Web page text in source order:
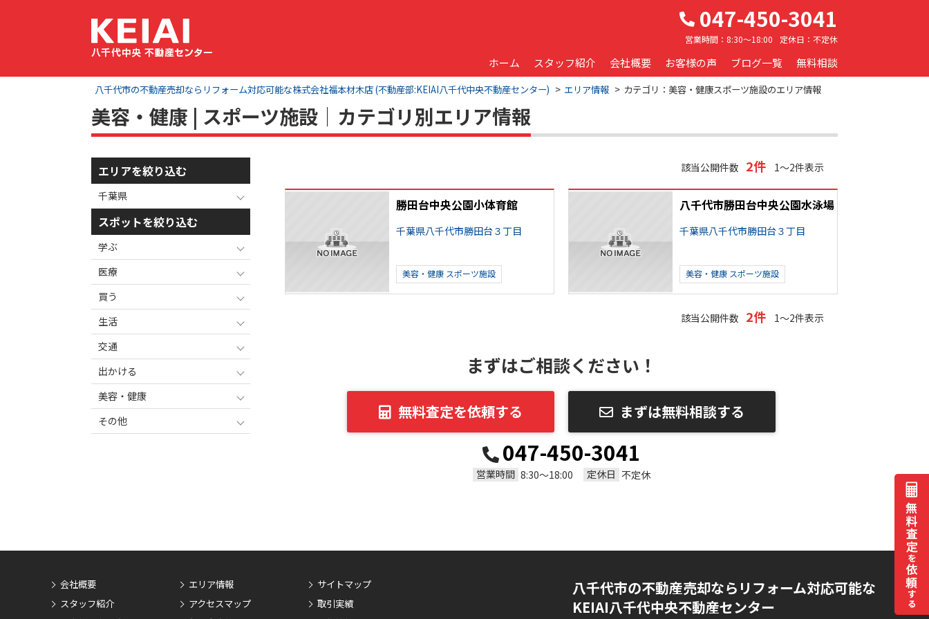
047-450-3041
営業時間： 8:30～18:00 定休日： 不定休
ホーム スタッフ紹介 会社概要 お客様の声 ブログ一覧 無料相談
八千代市の不動産売却ならリフォーム対応可能な株式会社福本材木店 (不動産部:KEIAI八千代中央不動産センター) エリア情報 カテゴリ：美容・健康スポーツ施設のエリア情報
美容・健康 | スポーツ施設｜カテゴリ別エリア情報
該当公開件数 2件 1～2件表示
勝田台中央公園小体育館
千葉県八千代市勝田台３丁目
美容・健康 スポーツ施設
八千代市勝田台中央公園水泳場
千葉県八千代市勝田台３丁目
美容・健康 スポーツ施設
該当公開件数 2件 1～2件表示
まずはご相談ください！
無料査定を依頼する まずは無料相談する
047-450-3041
営業時間 8:30～18:00 定休日 不定休
エリアを絞り込む
千葉県
スポットを絞り込む
学ぶ
医療
買う
生活
交通
出かける
美容・健康
その他
会社概要
スタッフ紹介
エリア情報
アクセスマップ
サイトマップ
取引実績
八千代市の不動産売却ならリフォーム対応可能な
KEIAI八千代中央不動産センター